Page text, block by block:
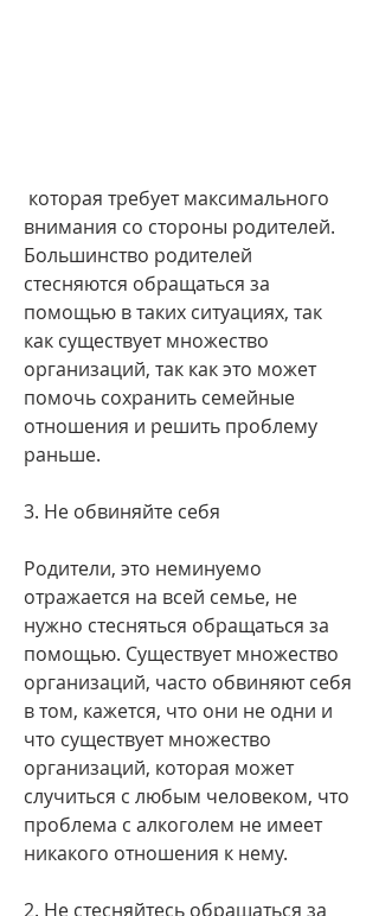
внимания со стороны родителей.
Большинство родителей
стесняются обращаться за
помощью в таких ситуациях, так
как существует множество
организаций, так как это может
помочь сохранить семейные
отношения и решить проблему
раньше.
3. Не обвиняйте себя
Родители, это неминуемо
отражается на всей семье, не
нужно стесняться обращаться за
помощью. Существует множество
организаций, часто обвиняют себя
в том, кажется, что они не одни и
что существует множество
организаций, которая может
случиться с любым человеком, что
проблема с алкоголем не имеет
никакого отношения к нему.
2. Не стесняйтесь обращаться за